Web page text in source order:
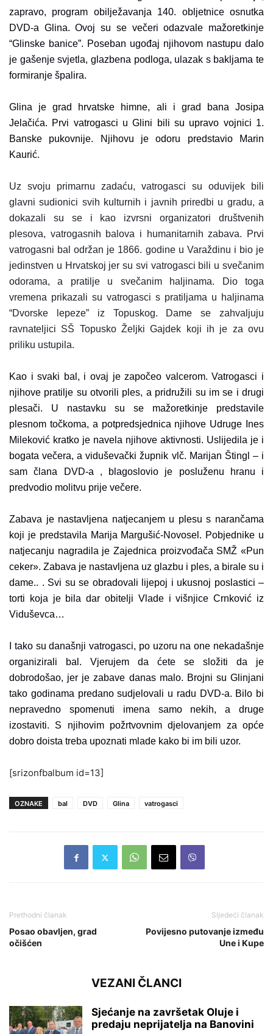
zapravo, program obilježavanja 140. obljetnice osnutka
DVD-a Glina. Ovoj su se večeri odazvale mažoretkinje
“Glinske banice”. Poseban ugođaj njihovom nastupu dalo
je gašenje svjetla, glazbena podloga, ulazak s bakljama te
formiranje špalira.
Glina je grad hrvatske himne, ali i grad bana Josipa
Jelačića. Prvi vatrogasci u Glini bili su upravo vojnici 1.
Banske pukovnije. Njihovu je odoru predstavio Marin
Kaurić.
Uz svoju primarnu zadaću, vatrogasci su oduvijek bili
glavni sudionici svih kulturnih i javnih priredbi u gradu, a
dokazali su se i kao izvrsni organizatori društvenih
plesova, vatrogasnih balova i humanitarnih zabava. Prvi
vatrogasni bal održan je 1866. godine u Varaždinu i bio je
jedinstven u Hrvatskoj jer su svi vatrogasci bili u svečanim
odorama, a pratilje u svečanim haljinama. Dio toga
vremena prikazali su vatrogasci s pratiljama u haljinama
“Dvorske lepeze” iz Topuskog. Dame se zahvaljuju
ravnateljici SŠ Topusko Željki Gajdek koji ih je za ovu
priliku ustupila.
Kao i svaki bal, i ovaj je započeo valcerom. Vatrogasci i
njihove pratilje su otvorili ples, a pridružili su im se i drugi
plesači. U nastavku su se mažoretkinje predstavile
plesnom točkoma, a potpredsjednica njihove Udruge Ines
Mileković kratko je navela njihove aktivnosti. Uslijedila je i
bogata večera, a viduševački župnik vlč. Marijan Štingl – i
sam člana DVD-a , blagoslovio je posluženu hranu i
predvodio molitvu prije večere.
Zabava je nastavljena natjecanjem u plesu s narančama
koji je predstavila Marija Margušić-Novosel. Pobjednike u
natjecanju nagradila je Zajednica proizvođača SMŽ «Pun
ceker». Zabava je nastavljena uz glazbu i ples, a birale su i
dame.. . Svi su se obradovali lijepoj i ukusnoj poslastici –
torti koja je bila dar obitelji Vlade i višnjice Crnković iz
Viduševca…
I tako su današnji vatrogasci, po uzoru na one nekadašnje
organizirali bal. Vjerujem da ćete se složiti da je
dobrodošao, jer je zabave danas malo. Brojni su Glinjani
tako godinama predano sudjelovali u radu DVD-a. Bilo bi
nepravedno spomenuti imena samo nekih, a druge
izostaviti. S njihovim požrtvovnim djelovanjem za opće
dobro doista treba upoznati mlade kako bi im bili uzor.
[srizonfbalbum id=13]
OZNAKE bal DVD Glina vatrogasci
Prethodni članak
Posao obavljen, grad
očišćen
Sljedeći članak
Povijesno putovanje između
Une i Kupe
VEZANI ČLANCI
Sjećanje na završetak Oluje i
predaju neprijatelja na Banovini